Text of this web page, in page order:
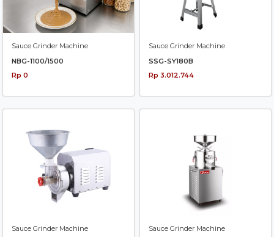
Sauce Grinder Machine
NBG-1100/1500
Rp 0
Sauce Grinder Machine
SSG-SY180B
Rp 3.012.744
Sauce Grinder Machine
Sauce Grinder Machine